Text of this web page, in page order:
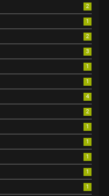
2
1
2
3
1
1
4
2
1
1
1
1
1